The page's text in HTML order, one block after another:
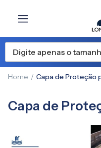
Home Capa de Proteção
Capa de